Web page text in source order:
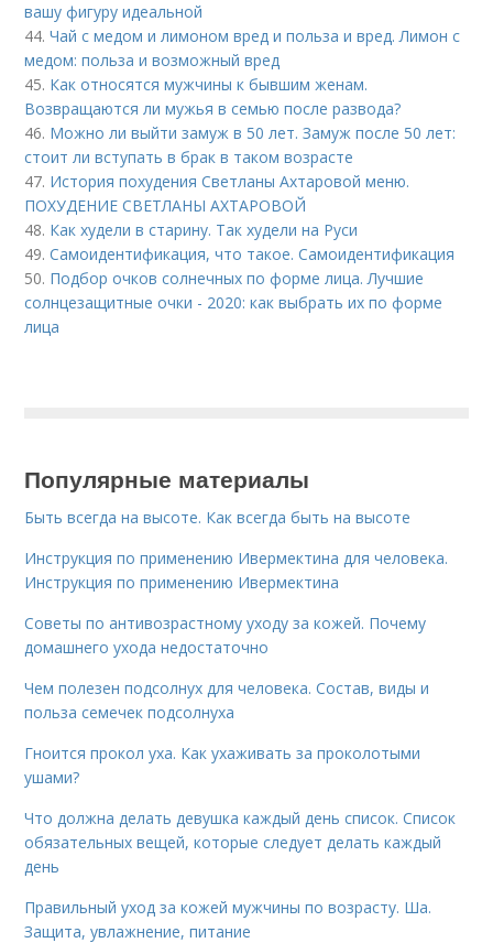
вашу фигуру идеальной
44.Чай с медом и лимоном вред и польза и вред. Лимон с
медом: польза и возможный вред
45. Как относятся мужчины к бывшим женам.
Возвращаются ли мужья в семью после развода?
46. Можно ли выйти замуж в 50 лет. Замуж после 50 лет:
стоит ли вступать в брак в таком возрасте
47. История похудения Светланы Ахтаровой меню.
ПОХУДЕНИЕ СВЕТЛАНЫ АХТАРОВОЙ
48. Как худели в старину. Так худели на Руси
49.Самоидентификация, что такое. Самоидентификация
50. Подбор очков солнечных по форме лица. Лучшие
солнцезащитные очки - 2020: как выбрать их по форме
лица
Популярные материалы
Быть всегда на высоте. Как всегда быть на высоте
Инструкция по применению Ивермектина для человека.
Инструкция по применению Ивермектина
Советы по антивозрастному уходу за кожей. Почему
домашнего ухода недостаточно
Чем полезен подсолнух для человека. Состав, виды и
польза семечек подсолнуха
Гноится прокол уха. Как ухаживать за проколотыми
ушами?
Что должна делать девушка каждый день список. Список
обязательных вещей, которые следует делать каждый
день
Правильный уход за кожей мужчины по возрасту. Ша.
Защита, увлажнение, питание